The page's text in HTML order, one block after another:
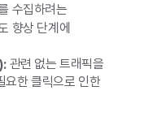
수집하려는
향상 단계에
관련 없는 트래픽을
요한 클릭으로 인한